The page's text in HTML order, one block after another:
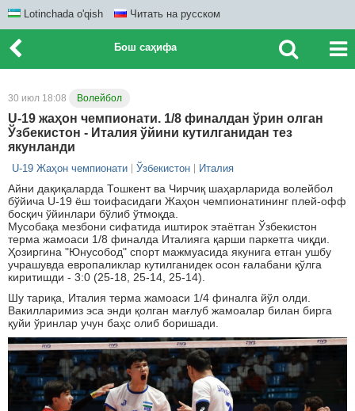
Lotinchada o'qish Читать на русском
Бош саҳифа
30 июл 18:08 Волейбол
U-19 жаҳон чемпионати. 1/8 финалдан ўрин олган
Ўзбекистон - Италия ўйини кутилганидан тез
якунланди
U-19 Жаҳон чемпионати Ўзбекистон Италия
Айни дақиқаларда Тошкент ва Чирчиқ шаҳарларида волейбол
бўйича U-19 ёш тоифасидаги Жаҳон чемпионатининг плей-офф
босқич ўйинлари бўлиб ўтмоқда.
Мусобақа мезбони сифатида иштирок этаётган Ўзбекистон
терма жамоаси 1/8 финалда Италияга қарши паркетга чиқди.
Ҳозиргина "Юнусобод" спорт мажмуасида якунига етган ушбу
учрашувда европаликлар кутилганидек осон ғалабани қўлга
киритишди - 3:0 (25-18, 25-14, 25-14).
Шу тариқа, Италия терма жамоаси 1/4 финалга йўл олди.
Вакилларимиз эса энди қолган мағлуб жамоалар билан бирга
қуйи ўринлар учун баҳс олиб боришади.